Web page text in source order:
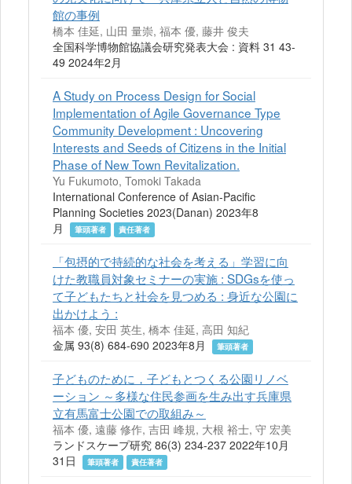
館の事例
橋本 佳延, 山田 量崇, 福本 優, 藤井 俊夫
全国科学博物館協議会研究発表大会 : 資料 31 43-
49 2024年2月
A Study on Process Design for Social
Implementation of Agile Governance Type
Community Development : Uncovering
Interests and Seeds of Citizens in the Initial
Phase of New Town Revitalization.
Yu Fukumoto, Tomoki Takada
International Conference of Asian-Pacific
Planning Societies 2023(Danan) 2023年8
月
筆頭著者 責任著者
「包摂的で持続的な社会を考える」学習に向
けた教職員対象セミナーの実施 : SDGsを使っ
て子どもたちと社会を見つめる : 身近な公園に
出かけよう :
福本 優, 安田 英生, 橋本 佳延, 高田 知紀
金属 93(8) 684-690 2023年8月
筆頭著者
子どものために，子どもとつくる公園リノベ
ーション ～多様な住民参画を生み出す兵庫県
立有馬富士公園での取組み～
福本 優, 遠藤 修作, 吉田 峰規, 大根 裕士, 守 宏美
ランドスケープ研究 86(3) 234-237 2022年10月
31日
筆頭著者 責任著者